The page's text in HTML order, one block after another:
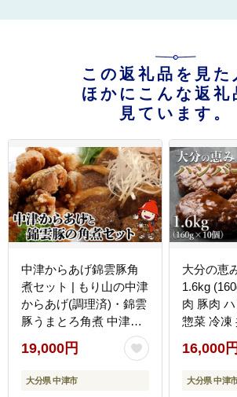
この返礼品を見た
ほかにこんな返礼
見ています。
中津からあげ錦雲豚角
煮セット | もり山の中津
からあげ(調理済)・錦雲
豚うまとろ角煮 中津か
らあげ 唐揚げ からあげ
から揚げ レンジ 冷凍 冷
凍食品 弁当 おかず お惣
19,000円
大分県 中津市
大分の恵
1.6kg
肉 豚肉
惣菜 冷凍
津市 豊
佐伯市 杵
東市 大分
16,000円
大分県 中津